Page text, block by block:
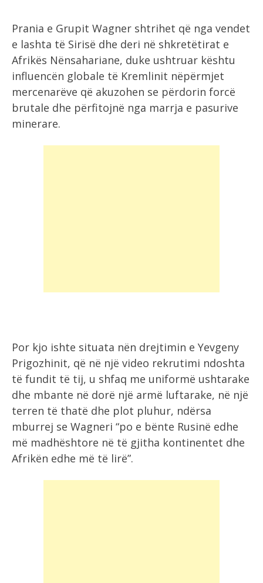
Prania e Grupit Wagner shtrihet që nga vendet
e lashta të Sirisë dhe deri në shkretëtirat e
Afrikës Nënsahariane, duke ushtruar kështu
influencën globale të Kremlinit nëpërmjet
mercenarëve që akuzohen se përdorin forcë
brutale dhe përfitojnë nga marrja e pasurive
minerare.
Por kjo ishte situata nën drejtimin e Yevgeny
Prigozhinit, që në një video rekrutimi ndoshta
të fundit të tij, u shfaq me uniformë ushtarake
dhe mbante në dorë një armë luftarake, në një
terren të thatë dhe plot pluhur, ndërsa
mburrej se Wagneri “po e bënte Rusinë edhe
më madhështore në të gjitha kontinentet dhe
Afrikën edhe më të lirë”.